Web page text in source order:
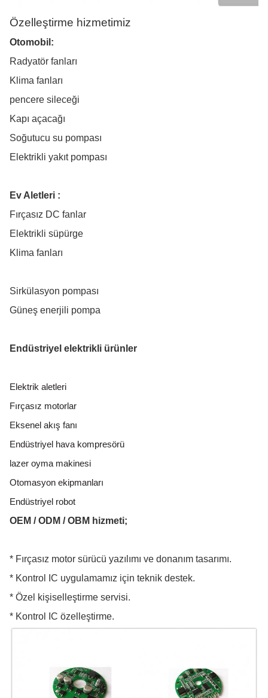
Özelleştirme hizmetimiz
Otomobil:
Radyatör fanları
Klima fanları
pencere sileceği
Kapı açacağı
Soğutucu su pompası
Elektrikli yakıt pompası
Ev Aletleri :
Fırçasız DC fanlar
Elektrikli süpürge
Klima fanları
Sirkülasyon pompası
Güneş enerjili pompa
Endüstriyel elektrikli ürünler
Elektrik aletleri
Fırçasız motorlar
Eksenel akış fanı
Endüstriyel hava kompresörü
lazer oyma makinesi
Otomasyon ekipmanları
Endüstriyel robot
OEM / ODM / OBM hizmeti;
* Fırçasız motor sürücü yazılımı ve donanım tasarımı.
* Kontrol IC uygulamamız için teknik destek.
* Özel kişiselleştirme servisi.
* Kontrol IC özelleştirme.